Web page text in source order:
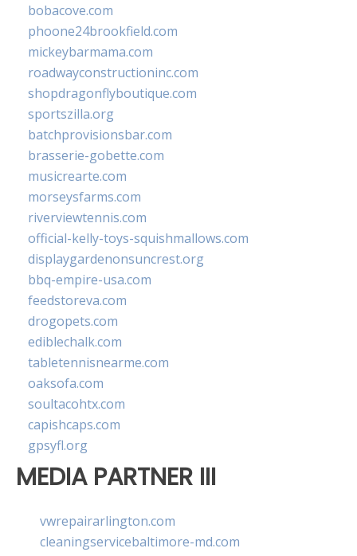
bobacove.com
phoone24brookfield.com
mickeybarmama.com
roadwayconstructioninc.com
shopdragonflyboutique.com
sportszilla.org
batchprovisionsbar.com
brasserie-gobette.com
musicrearte.com
morseysfarms.com
riverviewtennis.com
official-kelly-toys-squishmallows.com
displaygardenonsuncrest.org
bbq-empire-usa.com
feedstoreva.com
drogopets.com
ediblechalk.com
tabletennisnearme.com
oaksofa.com
soultacohtx.com
capishcaps.com
gpsyfl.org
MEDIA PARTNER III
vwrepairarlington.com
cleaningservicebaltimore-md.com